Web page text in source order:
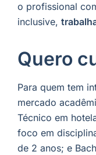
o profissional
inclusive,
Quero
Para quem tem
mercado
Técnico em
foco em
de 2 anos; e